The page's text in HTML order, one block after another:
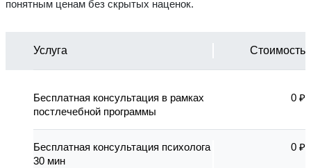
понятным ценам без скрытых наценок.
Услуга Стоимость
Бесплатная консультация в рамках
постлечебной программы
0 ₽
Бесплатная консультация психолога
30 мин
0 ₽